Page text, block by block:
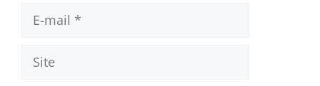
mail
Site